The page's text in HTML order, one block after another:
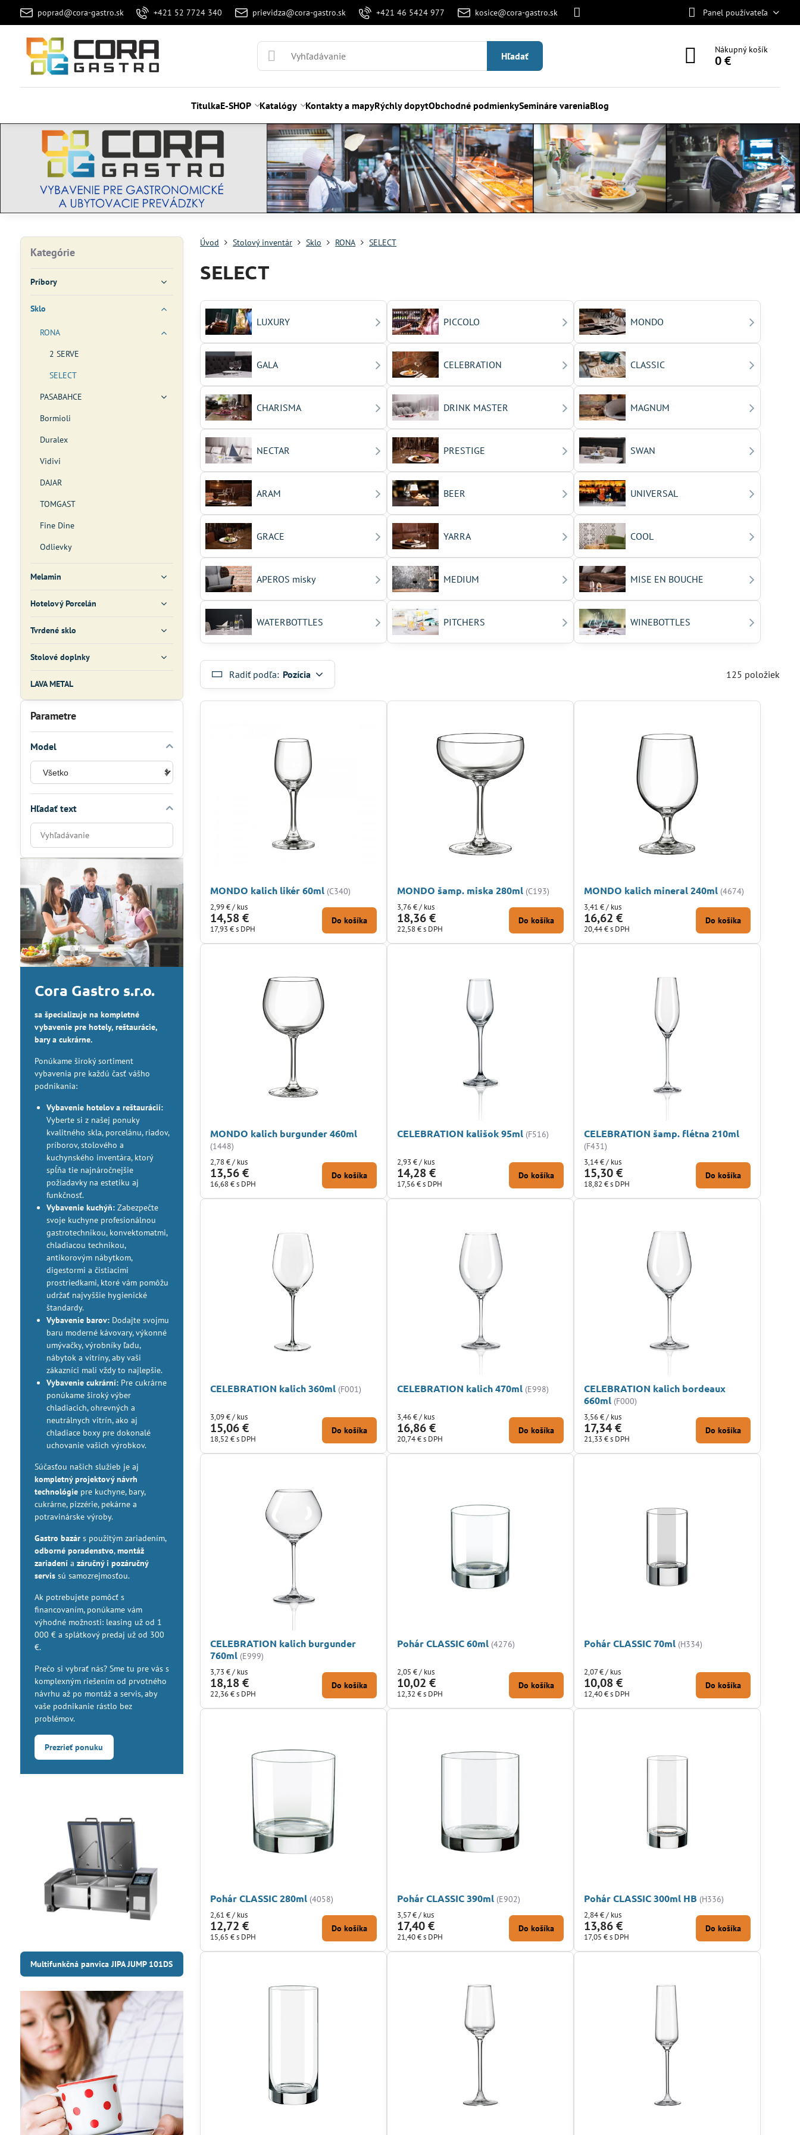
poprad@cora-gastro.sk +421 52 7724 340 prievidza@cora-gastro.sk +421 46 5424 977 kosice@cora-gastro.sk Panel používateľa
Hľadať
Nákupný košík
0 €
TitulkaE-SHOP Katalógy Kontakty a mapyRýchly dopytObchodné podmienkySemináre vareniaBlog
Úvod Stolový inventár Sklo RONA SELECT
SELECT
LUXURY PICCOLO MONDO
GALA CELEBRATION CLASSIC
CHARISMA DRINK MASTER MAGNUM
NECTAR PRESTIGE SWAN
ARAM BEER UNIVERSAL
GRACE YARRA COOL
APEROS misky MEDIUM MISE EN BOUCHE
WATERBOTTLES PITCHERS WINEBOTTLES
Radiť podľa: Pozícia 125 položiek
MONDO kalich likér 60ml (C340)
14,58 €
17,93 €s DPH
2,99 €/ kus
Do košíka
MONDO šamp. miska 280ml (C193)
18,36 €
22,58 €s DPH
3,76 €/ kus
Do košíka
MONDO kalich mineral 240ml (4674)
16,62 €
20,44 €s DPH
3,41 €/ kus
Do košíka
MONDO kalich burgunder 460ml
(1448)
13,56 €
16,68 €s DPH
2,78 €/ kus
Do košíka
CELEBRATION kališok 95ml (F516)
14,28 €
17,56 €s DPH
2,93 €/ kus
Do košíka
CELEBRATION šamp. flétna 210ml
(F431)
15,30 €
18,82 €s DPH
3,14 €/ kus
Do košíka
CELEBRATION kalich 360ml (F001)
15,06 €
18,52 €s DPH
3,09 €/ kus
Do košíka
CELEBRATION kalich 470ml (E998)
16,86 €
20,74 €s DPH
3,46 €/ kus
Do košíka
CELEBRATION kalich bordeaux
660ml (F000)
17,34 €
21,33 €s DPH
3,56 €/ kus
Do košíka
CELEBRATION kalich burgunder
760ml (E999)
18,18 €
22,36 €s DPH
3,73 €/ kus
Do košíka
Pohár CLASSIC 60ml (4276)
10,02 €
12,32 €s DPH
2,05 €/ kus
Do košíka
Pohár CLASSIC 70ml (H334)
10,08 €
12,40 €s DPH
2,07 €/ kus
Do košíka
Pohár CLASSIC 280ml (4058)
12,72 €
15,65 €s DPH
2,61 €/ kus
Do košíka
Pohár CLASSIC 390ml (E902)
17,40 €
21,40 €s DPH
3,57 €/ kus
Do košíka
Pohár CLASSIC 300ml HB (H336)
13,86 €
17,05 €s DPH
2,84 €/ kus
Do košíka
Parametre
Model
Hľadať text
Prehľadať
výsledky
filtra
Kategórie
Príbory
Sklo
RONA
2 SERVE
SELECT
PASABAHCE
Bormioli
Duralex
Vidivi
DAJAR
TOMGAST
Fine Dine
Odlievky
Melamin
Hotelový Porcelán
Tvrdené sklo
Stolové doplnky
LAVA METAL
Cora Gastro s.r.o.
sa špecializuje na kompletné
vybavenie pre hotely, reštaurácie,
bary a cukrárne.
Ponúkame široký sortiment
vybavenia pre každú časť vášho
podnikania:
Vybavenie hotelov a reštaurácií:
Vyberte si z našej ponuky
kvalitného skla, porcelánu, riadov,
príborov, stolového a
kuchynského inventára, ktorý
spĺňa tie najnáročnejšie
požiadavky na estetiku aj
funkčnosť.
Vybavenie kuchýň:Zabezpečte
svoje kuchyne profesionálnou
gastrotechnikou, konvektomatmi,
chladiacou technikou,
antikorovým nábytkom,
digestormi a čistiacimi
prostriedkami, ktoré vám pomôžu
udržať najvyššie hygienické
štandardy.
Vybavenie barov:Dodajte svojmu
baru moderné kávovary, výkonné
umývačky, výrobníky ľadu,
nábytok a vitríny, aby vaši
zákazníci mali vždy to najlepšie.
Vybavenie cukrární:Pre cukrárne
ponúkame široký výber
chladiacich, ohrevných a
neutrálnych vitrín, ako aj
chladiace boxy pre dokonalé
uchovanie vašich výrobkov.
Súčasťou našich služieb je aj
kompletný projektový návrh
technológiepre kuchyne, bary,
cukrárne, pizzérie, pekárne a
potravinárske výroby.
Gastro bazárs použitým zariadením,
odborné poradenstvo,montáž
zariadenía záručný i pozáručný
servissú samozrejmosťou.
Ak potrebujete pomôcť s
financovaním, ponúkame vám
výhodné možnosti: leasing už od 1
000 € a splátkový predaj už od 300
€.
Prečo si vybrať nás? Sme tu pre vás s
komplexným riešením od prvotného
návrhu až po montáž a servis, aby
vaše podnikanie rástlo bez
problémov.
Prezrieť ponuku
Multifunkčná panvica JIPA JUMP 101DS